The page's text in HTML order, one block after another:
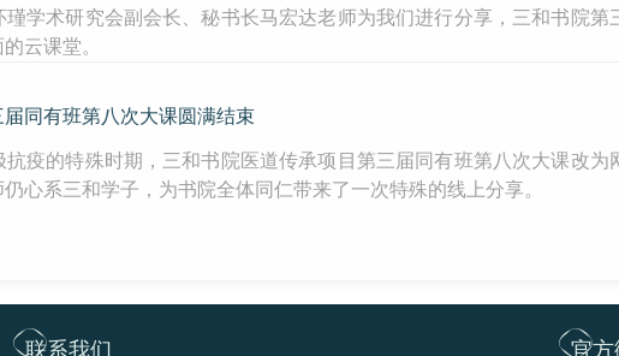
学术研究会副会长、秘书长马宏达老师为我们进行分享，三和书院第
云课堂。
同有班第八次大课圆满结束
疫的特殊时期，三和书院医道传承项目第三届同有班第八次大课改
心系三和学子，为书院全体同仁带来了一次特殊的线上分享。
联系我们 官方